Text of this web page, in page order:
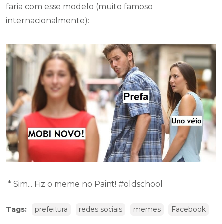
faria com esse modelo (muito famoso
internacionalmente):
* Sim... Fiz o meme no Paint! #oldschool
Tags: prefeitura redes sociais memes Facebook